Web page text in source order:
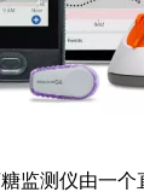
糖监测仪由一